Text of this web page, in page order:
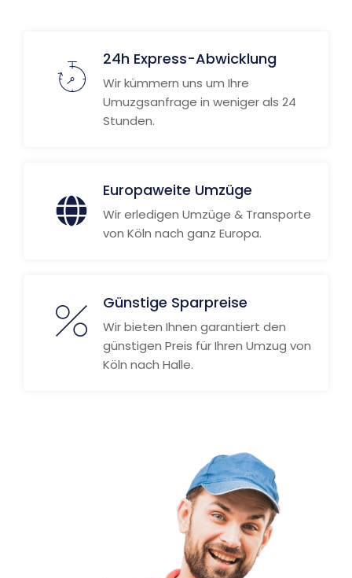
24h Express-Abwicklung
Wir kümmern uns um Ihre
Umuzgsanfrage in weniger als 24
Stunden.
Europaweite Umzüge
Wir erledigen Umzüge & Transporte
von Köln nach ganz Europa.
Günstige Sparpreise
Wir bieten Ihnen garantiert den
günstigen Preis für Ihren Umzug von
Köln nach Halle.